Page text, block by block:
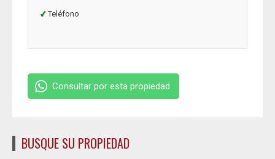
Teléfono
Consultar por esta propiedad
BUSQUE SU PROPIEDAD